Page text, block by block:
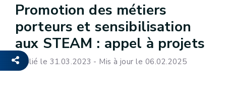
Promotion des métiers
porteurs et sensibilisation
aux STEAM : appel à projets
Publié le 31.03.2023 - Mis à jour le 06.02.2025